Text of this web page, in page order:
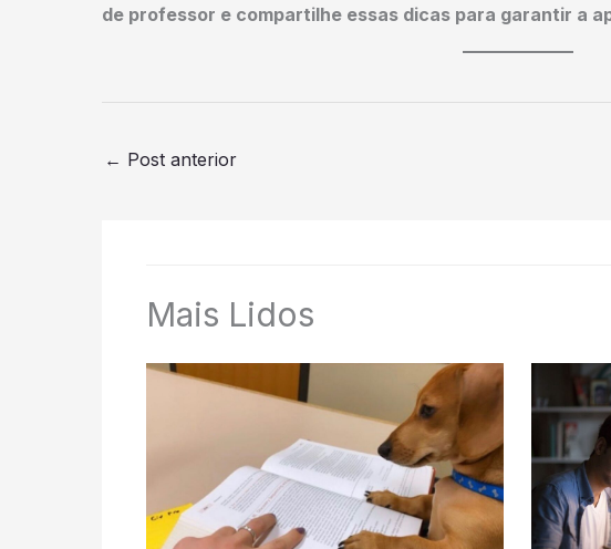
de professor e compartilhe essas dicas para garantir a
← Post anterior
Mais Lidos